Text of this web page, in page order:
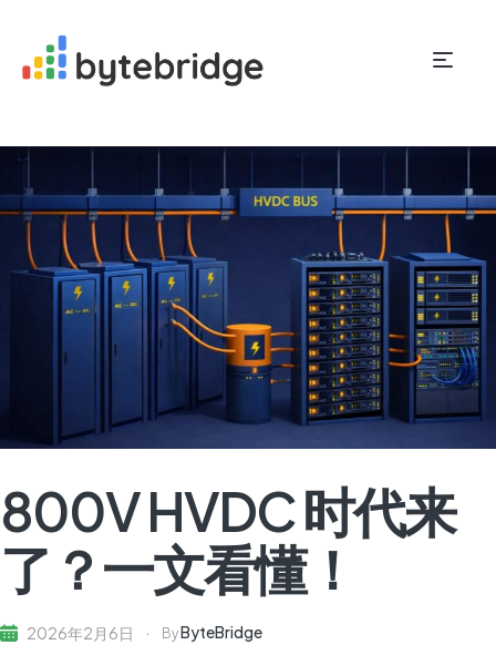
800V HVDC 时代来
了？一文看懂！
2026年2月6日 ByByteBridge